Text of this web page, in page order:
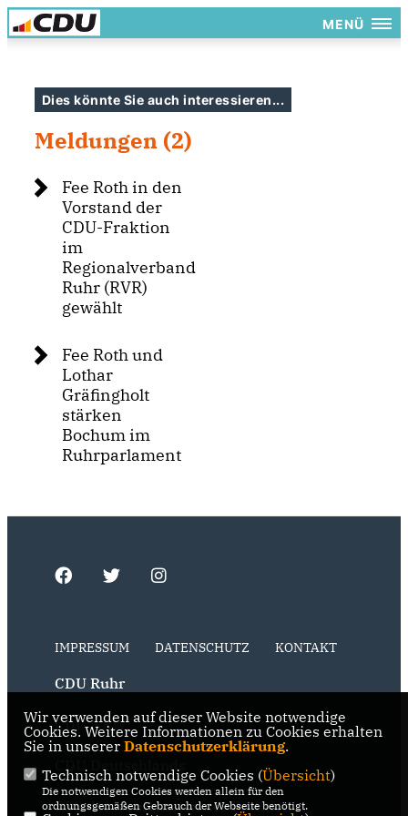
MENÜ
Dies könnte Sie auch interessieren...
Meldungen (2)
Fee Roth in den
Vorstand der
CDU-Fraktion
im
Regionalverband
Ruhr (RVR)
gewählt
Fee Roth und
Lothar
Gräfingholt
stärken
Bochum im
Ruhrparlament
IMPRESSUM DATENSCHUTZ KONTAKT
CDU Ruhr
CDU NRW
CDU Deutschlands
RSS der Neuigkeiten der Fraktion
Wir verwenden auf dieser Website notwendige
Cookies. Weitere Informationen zu Cookies erhalten
Sie in unserer Datenschutzerklärung.
Technisch notwendige Cookies (Übersicht)
Die notwendigen Cookies werden allein für den
ordnungsgemäßen Gebrauch der Webseite benötigt.